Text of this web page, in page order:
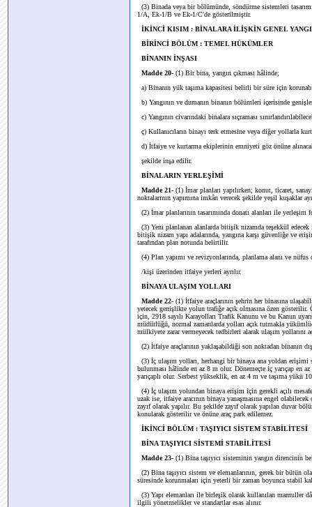
(3) Binada veya bir bölümünde, söndürme sistemleri
1/A, Ek-1/B ve Ek-1/C'de gösterilmiştir.
İKİNCİ KISIM : BİNALARA İLİŞKİN GENEL
BİRİNCİ BÖLÜM : TEMEL HÜKÜMLER
BİNANIN İNŞASI
Madde 20- (1) Bir bina, yangın çıkması hâlinde;
a) Binanın yük taşıma kapasitesi belirli bir süre için
b) Yangının ve dumanın binanın bölümleri içerisinde
c) Yangının civarındaki binalara sıçraması
ç) Kullanıcıların binayı terk etmesine veya diğer yollarla
d) İtfaiye ve kurtarma ekiplerinin emniyeti göz önüne
şekilde inşa edilir.
BİNALARIN YERLEŞİMİ
Madde 21- (1) İmar planları yapılırken; konut, ticaret,
noktalarının yapımına imkân verecek şekilde yeşil kuşaklar
(2) İmar planlarının tasarımında donatı alanları ile
(3) Yeni planlanan alanlarda bitişik nizamda teşekkül
bitişik nizam yapı adalarında, yangına karşı güvenliğe ve
tarafından plan notunda belirtilir.
(4) Plan yapımı ve revizyonlarında, planlama alanı ve
/kişi üzerinden itfaiye yerleri ayrılır.
BİNAYA ULAŞIM YOLLARI
Madde 22- (1) İtfaiye araçlarının şehrin her binasına
yetecek genişlikte yolun trafiğe açık olmasına özen
için, 2918 sayılı Karayolları Trafik Kanunu ve bu Kanun
müdürlüğü, normal zamanlarda yolları açık tutmakla
mülkiyete zarar vermeyecek tedbirleri alarak ulaşım yollarını
(2) İtfaiye araçlarının yaklaşabildiği son noktadan binanın
(3) İç ulaşım yolları, herhangi bir binaya ana yoldan erişimi
bulunması hâlinde en az 8 m olur. Dönemeçte iç yarıçap en
yarıçaplı olur. Serbest yükseklik, en az 4 m ve taşıma yükü
(4) İç ulaşım yolundan binaya erişim için gerekli açılı
uzak ise, itfaiye aracının binaya yanaşmasına engel
zayıf olarak yapılır. Bu şekilde zayıf olarak yapılan duvar
konularak gösterilir ve önüne araç park edilemez.
İKİNCİ BÖLÜM : TAŞIYICI SİSTEM STABİLİTESİ
BİNA TAŞIYICI SİSTEMİ STABİLİTESİ
Madde 23- (1) Bina taşıyıcı sisteminin yangın direncinin
(2) Bina taşıyıcı sistem ve elemanlarının, gerek bir bütün
süresinde korunmaları için yeterli bir zaman boyunca stabil
(3) Yapı elemanları ile birleşik olarak kullanılan mamuller
ilgili yönetmelikler ve standartlar esas alınır.